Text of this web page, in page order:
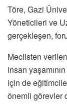
Töre, Gazi
Yöneticileri ve
gerçekleşen,
Meclisten
insan
için de
önemli görevler